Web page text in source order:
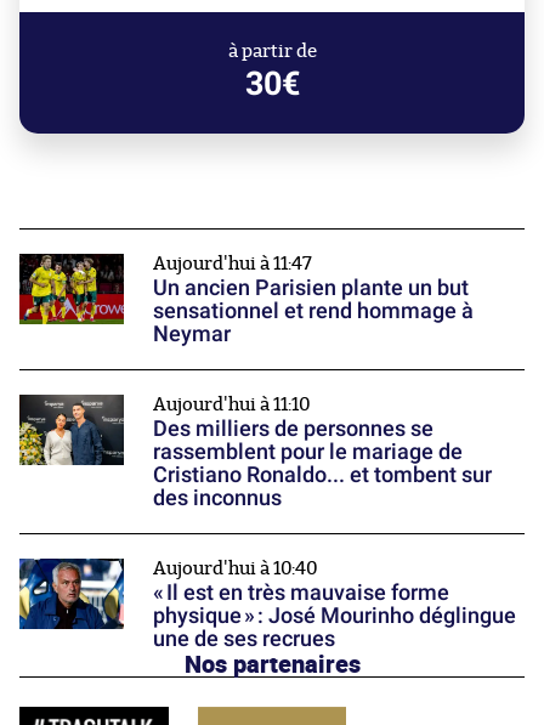
à partir de
30€
Aujourd'hui à 11:47
Un ancien Parisien plante un but
sensationnel et rend hommage à
Neymar
Aujourd'hui à 11:10
Des milliers de personnes se
rassemblent pour le mariage de
Cristiano Ronaldo... et tombent sur
des inconnus
Aujourd'hui à 10:40
« Il est en très mauvaise forme
physique » : José Mourinho déglingue
une de ses recrues
Nos partenaires